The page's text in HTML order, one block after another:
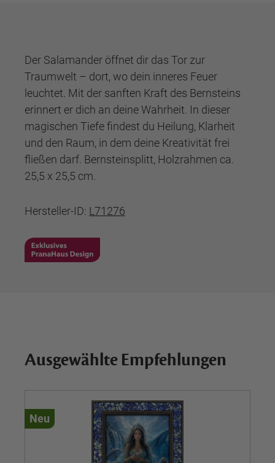
Der Salamander öffnet dir das Tor zur
Traumwelt – dort, wo dein inneres Feuer
leuchtet. Mit der sanften Kraft des Bernsteins
erinnert er dich an deine Wahrheit. In dieser
magischen Tiefe findest du Heilung, Klarheit
und den Raum, in dem deine Kreativität frei
fließen darf. Bernsteinsplitt, Holzrahmen ca.
25,5 x 25,5 cm.
Hersteller-ID: L71276
Ausgewählte Empfehlungen
Neu